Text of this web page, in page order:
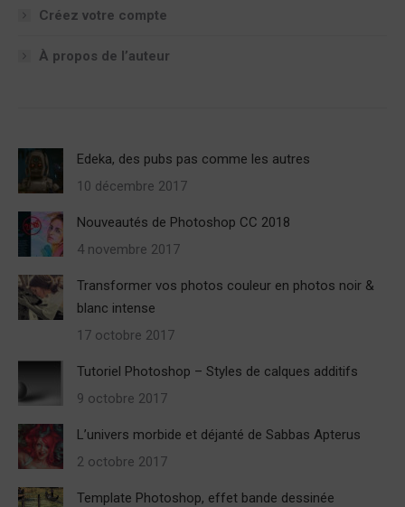
Créez votre compte
À propos de l’auteur
Edeka, des pubs pas comme les autres
10 décembre 2017
Nouveautés de Photoshop CC 2018
4 novembre 2017
Transformer vos photos couleur en photos noir &
blanc intense
17 octobre 2017
Tutoriel Photoshop – Styles de calques additifs
9 octobre 2017
L’univers morbide et déjanté de Sabbas Apterus
2 octobre 2017
Template Photoshop, effet bande dessinée